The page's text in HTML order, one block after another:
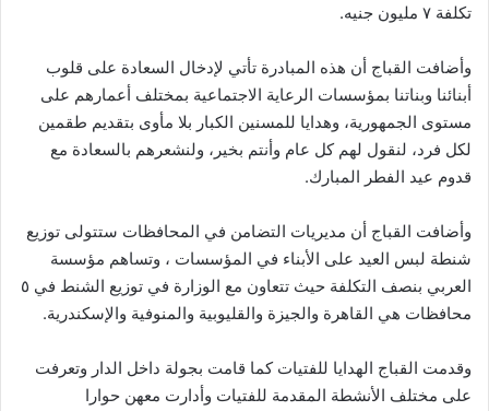
تكلفة ٧ مليون جنيه.
وأضافت القباج أن هذه المبادرة تأتي لإدخال السعادة على قلوب
أبنائنا وبناتنا بمؤسسات الرعاية الاجتماعية بمختلف أعمارهم على
مستوى الجمهورية، وهدايا للمسنين الكبار بلا مأوى بتقديم طقمين
لكل فرد، لنقول لهم كل عام وأنتم بخير، ولنشعرهم بالسعادة مع
قدوم عيد الفطر المبارك.
وأضافت القباج أن مديريات التضامن في المحافظات ستتولى توزيع
شنطة لبس العيد على الأبناء في المؤسسات ، وتساهم مؤسسة
العربي بنصف التكلفة حيث تتعاون مع الوزارة في توزيع الشنط في ٥
محافظات هي القاهرة والجيزة والقليوبية والمنوفية والإسكندرية.
وقدمت القباج الهدايا للفتيات كما قامت بجولة داخل الدار وتعرفت
على مختلف الأنشطة المقدمة للفتيات وأدارت معهن حوارا